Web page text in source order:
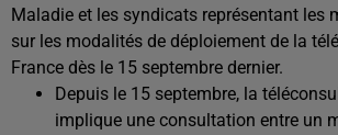
Maladie et les syndicats représentant les
sur les modalités de déploiement de la
France dès le 15 septembre dernier.
Depuis le 15 septembre, la
implique une consultation entre un